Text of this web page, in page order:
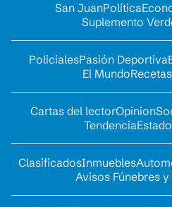
San JuanPolítica
Suplemento
PolicialesPasión Deportiva
El MundoRecetas
Cartas del lectorOpinion
Tendencia
ClasificadosInmuebles
Avisos Fúnebres